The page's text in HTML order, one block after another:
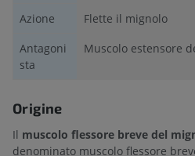
Azione
Flette il mignolo
Antagoni
sta
Muscolo estensore
Origine
Il muscolo flessore breve del
denominato muscolo flessore